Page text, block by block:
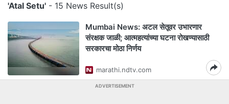
'Atal Setu' - 15 News Result(s)
Mumbai News: अटल सेतूवर उभारणार
संरक्षक जाळी; आत्महत्यांच्या घटना रोखण्यासाठी
सरकारचा मोठा निर्णय
marathi.ndtv.com
ADVERTISEMENT